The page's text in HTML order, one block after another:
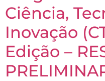
Ciência,
Inovação
Edição –